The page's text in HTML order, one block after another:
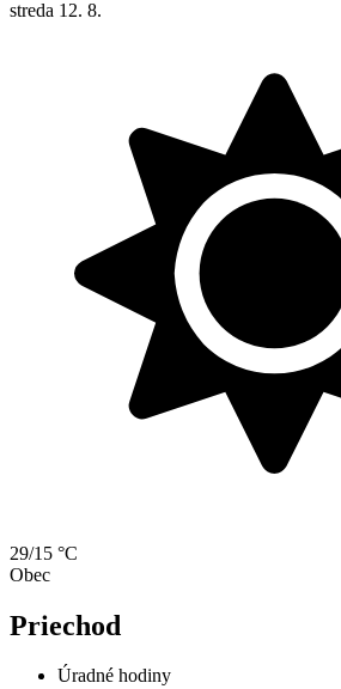
streda 12. 8.
29/15 °C
Obec
Priechod
Úradné hodiny